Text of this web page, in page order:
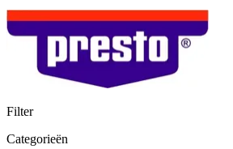
Filter
Categorieën